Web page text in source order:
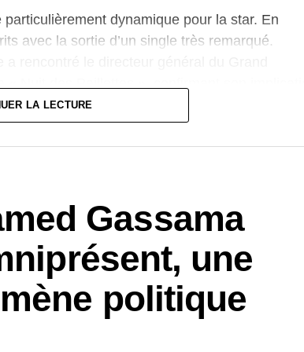
dynamique pour la star. En
avec la sortie d’un single très remarqué.
plus d’un quart de siècle de succès et
LA LECTURE
Gassama
une
politique